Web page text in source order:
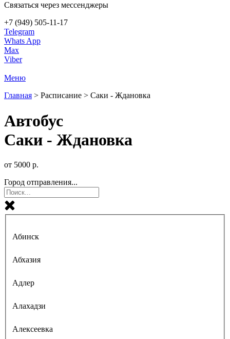
Связаться через мессенджеры
+7 (949) 505-11-17
Telegram
Whats App
Max
Viber
Меню
Главная > Расписание > Саки - Ждановка
Автобус
Саки - Ждановка
от 5000 р.
Город отправления...
Абинск
Абхазия
Адлер
Алахадзи
Алексеевка